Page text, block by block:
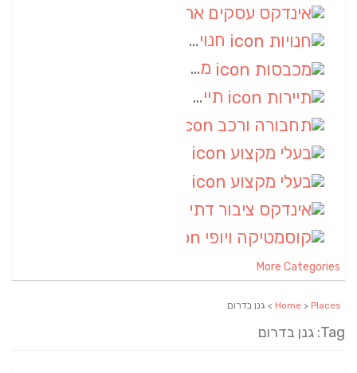
חנויות
מכבסות
תיירות
More Categories
Home>Places > גנן בדרום
Tag: גנן בדרום